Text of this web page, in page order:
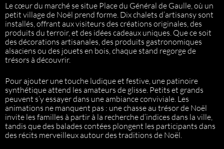
Le cœur du marché se situe Place du Général de Gaulle, où un
petit village de Noël prend forme. Dix chalets d’artisansy sont
installés, offrant aux visiteurs des créations originales, des
produits du terroir, et des idées cadeaux uniques. Que ce soit
des décorations artisanales, des produits gastronomiques
alsaciens ou des jouets en bois, chaque stand regorge de
trésors à découvrir.
Pour ajouter une touche ludique et festive, une patinoire
synthétique attend les amateurs de glisse. Petits et grands
peuvent s’y essayer dans une ambiance conviviale. Les
animations ne manquent pas : une chasse au trésor de Noël
invite les familles à partir à la recherche d’indices dans la ville,
tandis que des balades contées plongent les participants dans
des récits merveilleux autour des traditions de Noël.